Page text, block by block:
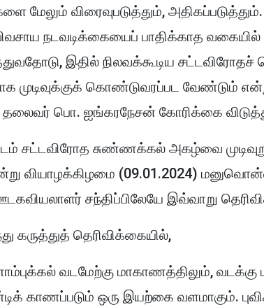
மேலும் விரைவுபடுத்தும்,
நடவடிக்கையைப் பாதிக்காத
இதில் நிலவக்கூடிய சட்டவிரோதச்
முடிவுக்குக் கொண்டுவரப்பட வேண்டும்
பொ. ஐங்கரநேசன் கோரிக்கை
சட்டவிரோத சுண்ணக்கல் அகழ்வை
வியாழக்கிழமை (09.01.2024)
சந்திப்பிலேயே இவ்வாறு
கருத்துத் தெரிவிக்கையில்,
வடமேற்கு மாகாணத்திலும், வடக்கு
காணப்படும் ஒரு இயற்கை வளமாகும்.